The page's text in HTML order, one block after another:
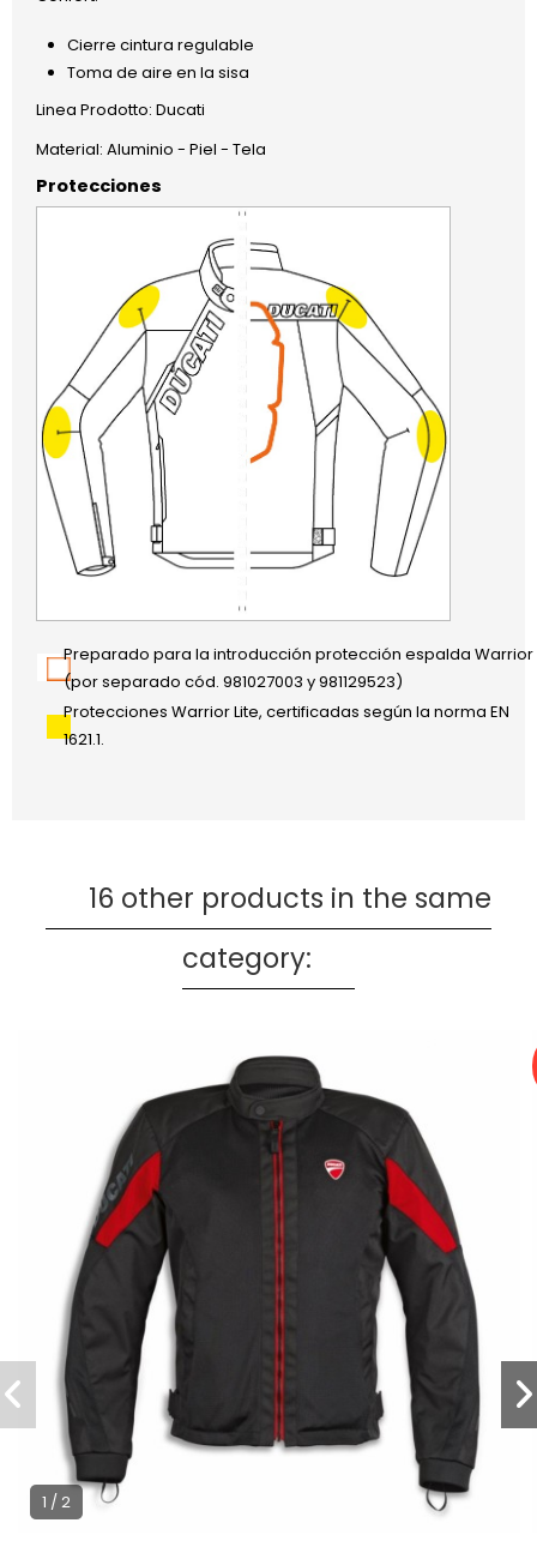
Cierre cintura regulable
Toma de aire en la sisa
Linea Prodotto: Ducati
Material: Aluminio - Piel - Tela
Protecciones
Preparado para la introducción protección espalda Warrior
(por separado cód. 981027003 y 981129523)
Protecciones Warrior Lite, certificadas según la norma EN
1621.1.
16 other products in the same
category:
1 / 2